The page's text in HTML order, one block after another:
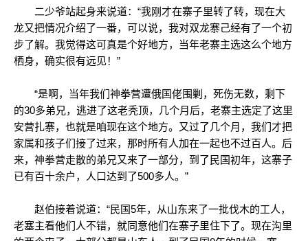
二少爷站起身来说道：“我刚才在寨子里转了转，现在大
龙又把情况介绍了一番，可以说，我对双龙寨己经有了一个初
步了解。我觉得这可真是个好地方，当年老寨主选这么个地方
栖身，确实很有远见！”
“是啊，当年我们神拳营遭俄国佬围剿，死伤无数，剩下
的30多弟兄，逃进了这老秃顶，几个月后，老寨主选定了这里
安营扎寨，也就是咱现在这个地方。又过了几个月，我们才把
家属和孩子们接了过来，那时所有人加在一起也不过百人。后
来，神拳营走散的弟兄又来了一部分，到了民国初年，这寨子
已有百十余户，人口达到了500多人。”
赵伯接着说道：“民国5年，从山东来了一批伐木的工人，
老塞主看他们人不错，就同意他们在寨子里住下了。现在沟里